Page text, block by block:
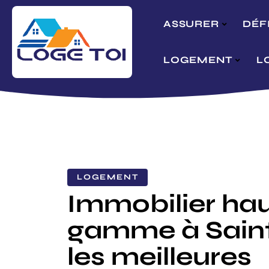
ASSURER
LOGEMENT
LOGEMENT
Immobilier
gamme à
les meilleures